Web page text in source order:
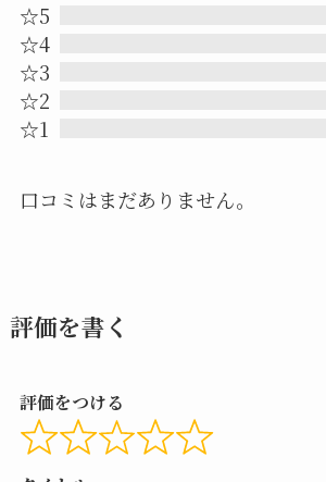
☆5
☆4
☆3
☆2
☆1
口コミはまだありません。
評価を書く
評価をつける